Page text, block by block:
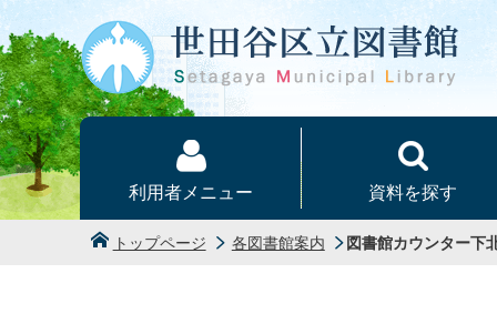
本文へ
利用者メニュー 資料を探す
トップページ 各図書館案内 図書館カウンター下